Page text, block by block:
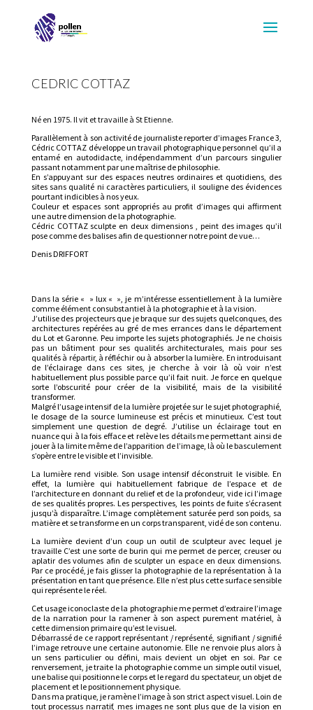
CEDRIC COTTAZ
Né en 1975. Il vit et travaille à St Etienne.
Parallèlement à son activité de journaliste reporter d’images France 3,
Cédric COTTAZ développe un travail photographique personnel qu’il a
entamé en autodidacte, indépendamment d’un parcours singulier
passant notamment par une maîtrise de philosophie.
En s’appuyant sur des espaces neutres ordinaires et quotidiens, des
sites sans qualité ni caractères particuliers, il souligne des évidences
pourtant indicibles à nos yeux.
Couleur et espaces sont appropriés au profit d’images qui affirment
une autre dimension de la photographie.
Cédric COTTAZ sculpte en deux dimensions , peint des images qu’il
pose comme des balises afin de questionner notre point de vue…
Denis DRIFFORT
Dans la série « » lux « », je m’intéresse essentiellement à la lumière
comme élément consubstantiel à la photographie et à la vision.
J’utilise des projecteurs que je braque sur des sujets quelconques, des
architectures repérées au gré de mes errances dans le département
du Lot et Garonne. Peu importe les sujets photographiés. Je ne choisis
pas un bâtiment pour ses qualités architecturales, mais pour ses
qualités à répartir, à réfléchir ou à absorber la lumière. En introduisant
de l’éclairage dans ces sites, je cherche à voir là où voir n’est
habituellement plus possible parce qu’il fait nuit. Je force en quelque
sorte l’obscurité pour créer de la visibilité, mais de la visibilité
transformer.
Malgré l’usage intensif de la lumière projetée sur le sujet photographié,
le dosage de la source lumineuse est précis et minutieux. C’est tout
simplement une question de degré. J’utilise un éclairage tout en
nuance qui à la fois efface et relève les détails me permettant ainsi de
jouer à la limite même de l’apparition de l’image, là où le basculement
s’opère entre le visible et l’invisible.
La lumière rend visible. Son usage intensif déconstruit le visible. En
effet, la lumière qui habituellement fabrique de l’espace et de
l’architecture en donnant du relief et de la profondeur, vide ici l’image
de ses qualités propres. Les perspectives, les points de fuite s’écrasent
jusqu’à disparaître. L’image complètement saturée perd son poids, sa
matière et se transforme en un corps transparent, vidé de son contenu.
La lumière devient d’un coup un outil de sculpteur avec lequel je
travaille C’est une sorte de burin qui me permet de percer, creuser ou
aplatir des volumes afin de sculpter un espace en deux dimensions.
Par ce procédé, je fais glisser la photographie de la représentation à la
présentation en tant que présence. Elle n’est plus cette surface sensible
qui représente le réel.
Cet usage iconoclaste de la photographie me permet d’extraire l’image
de la narration pour la ramener à son aspect purement matériel, à
cette dimension primaire qu’est le visuel.
Débarrassé de ce rapport représentant / représenté, signifiant / signifié
l’image retrouve une certaine autonomie. Elle ne renvoie plus alors à
un sens particulier ou défini, mais devient un objet en soi. Par ce
renversement, je traite la photographie comme un simple outil visuel,
une balise qui positionne le corps et le regard du spectateur, un objet de
placement et le positionnement physique.
Dans ma pratique, je ramène l’image à son strict aspect visuel. Loin de
tout processus narratif, mes images ne sont plus que de la vision en